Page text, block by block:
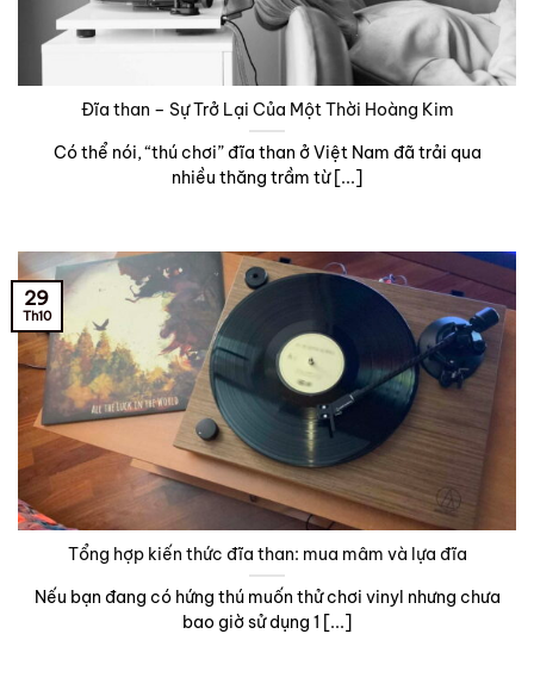
Đĩa than – Sự Trở Lại Của Một Thời Hoàng Kim
Có thể nói, “thú chơi” đĩa than ở Việt Nam đã trải qua
nhiều thăng trầm từ [...]
Tổng hợp kiến thức đĩa than: mua mâm và lựa đĩa
Nếu bạn đang có hứng thú muốn thử chơi vinyl nhưng chưa
bao giờ sử dụng 1 [...]
29
Th10